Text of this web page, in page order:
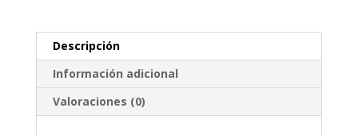
Descripción
Información adicional
Valoraciones (0)